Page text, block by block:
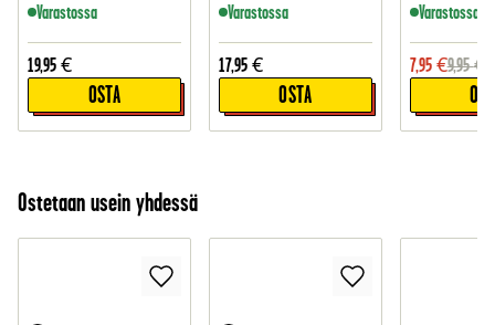
Varastossa
19,95 €
OSTA
Varastossa
17,95 €
OSTA
Varastossa
7,95 €9,95 €
Ostetaan usein yhdessä